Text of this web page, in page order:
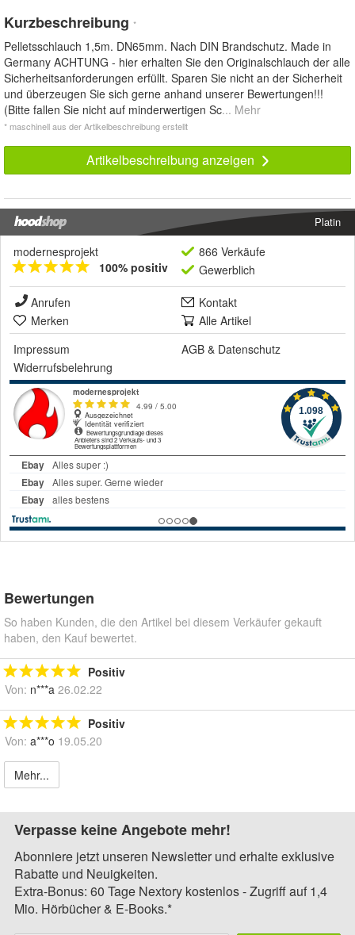
Kurzbeschreibung *
Pelletsschlauch 1,5m. DN65mm. Nach DIN Brandschutz. Made in
Germany ACHTUNG - hier erhalten Sie den Originalschlauch der alle
Sicherheitsanforderungen erfüllt. Sparen Sie nicht an der Sicherheit
und überzeugen Sie sich gerne anhand unserer Bewertungen!!!
(Bitte fallen Sie nicht auf minderwertigen Sc... Mehr
* maschinell aus der Artikelbeschreibung erstellt
Artikelbeschreibung anzeigen
Platin
modernesprojekt
100% positiv
866 Verkäufe
Gewerblich
Anrufen
Kontakt
Merken
Alle Artikel
Impressum
AGB & Datenschutz
Widerrufsbelehrung
Bewertungen
So haben Kunden, die den Artikel bei diesem Verkäufer gekauft
haben, den Kauf bewertet.
Positiv
Von: n***a 26.02.22
Positiv
Von: a***o 19.05.20
Mehr...
Verpasse keine Angebote mehr!
Abonniere jetzt unseren Newsletter und erhalte exklusive
Rabatte und Neuigkeiten.
Extra-Bonus: 60 Tage Nextory kostenlos - Zugriff auf 1,4
Mio. Hörbücher & E-Books.*